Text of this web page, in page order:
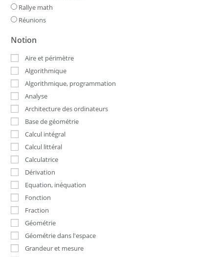
Rallye math
Réunions
Notion
Aire et périmètre
Algorithmique
Algorithmique, programmation
Analyse
Architecture des ordinateurs
Base de géométrie
Calcul intégral
Calcul littéral
Calculatrice
Dérivation
Equation, inéquation
Fonction
Fraction
Géométrie
Géométrie dans l'espace
Grandeur et mesure